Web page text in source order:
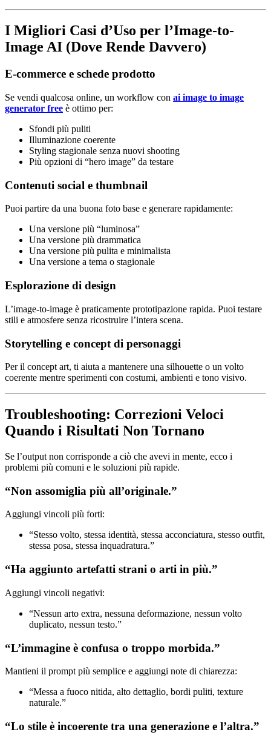
I Migliori Casi d’Uso per l’Image-to-
Image AI (Dove Rende Davvero)
E-commerce e schede prodotto
Se vendi qualcosa online, un workflow con ai image to image
generator free è ottimo per:
Sfondi più puliti
Illuminazione coerente
Styling stagionale senza nuovi shooting
Più opzioni di “hero image” da testare
Contenuti social e thumbnail
Puoi partire da una buona foto base e generare rapidamente:
Una versione più “luminosa”
Una versione più drammatica
Una versione più pulita e minimalista
Una versione a tema o stagionale
Esplorazione di design
L’image-to-image è praticamente prototipazione rapida. Puoi testare
stili e atmosfere senza ricostruire l’intera scena.
Storytelling e concept di personaggi
Per il concept art, ti aiuta a mantenere una silhouette o un volto
coerente mentre sperimenti con costumi, ambienti e tono visivo.
Troubleshooting: Correzioni Veloci
Quando i Risultati Non Tornano
Se l’output non corrisponde a ciò che avevi in mente, ecco i
problemi più comuni e le soluzioni più rapide.
“Non assomiglia più all’originale.”
Aggiungi vincoli più forti:
“Stesso volto, stessa identità, stessa acconciatura, stesso outfit,
stessa posa, stessa inquadratura.”
“Ha aggiunto artefatti strani o arti in più.”
Aggiungi vincoli negativi:
“Nessun arto extra, nessuna deformazione, nessun volto
duplicato, nessun testo.”
“L’immagine è confusa o troppo morbida.”
Mantieni il prompt più semplice e aggiungi note di chiarezza:
“Messa a fuoco nitida, alto dettaglio, bordi puliti, texture
naturale.”
“Lo stile è incoerente tra una generazione e l’altra.”